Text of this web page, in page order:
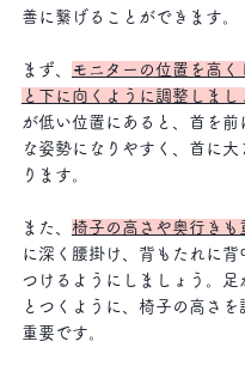
善に繋げることができます。
まず、
モニターの位置を高く
と下に向くように調整しまし
が低い位置にあると、首を前
な姿勢になりやすく、首に
ります。
また、 椅子の高さや奥行きも
に深く腰掛け、背もたれに背
つけるようにしましょう。足
とつくように、椅子の高さを
重要です。